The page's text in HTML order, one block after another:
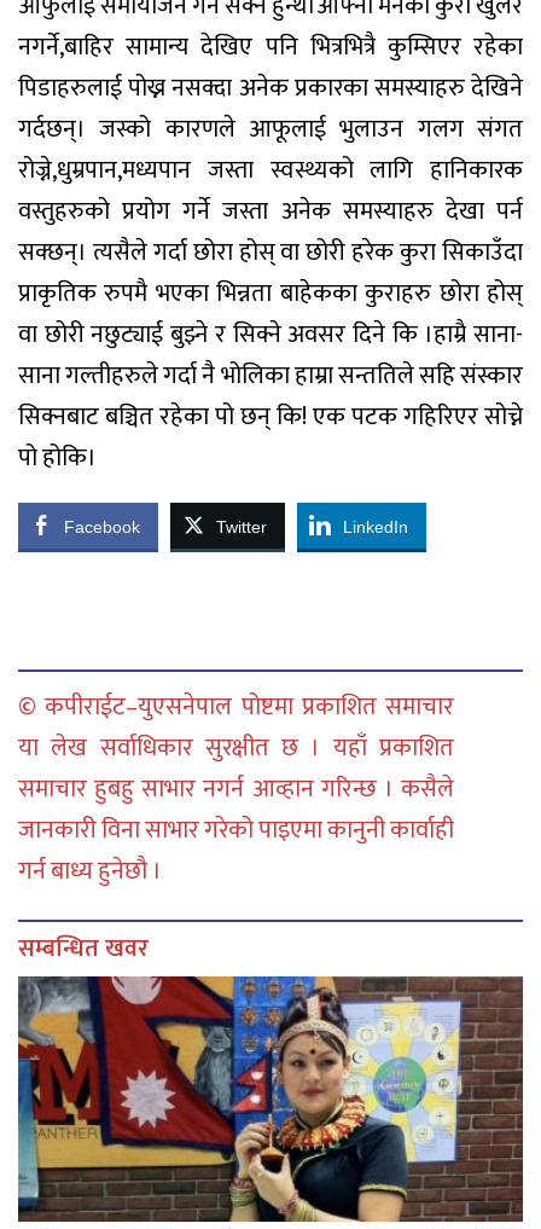
नगर्ने,बाहिर सामान्य देखिए पनि भित्रभित्रै कुम्सिएर रहेका
पिडाहरुलाई पोख्न नसक्दा अनेक प्रकारका समस्याहरु देखिने
गर्दछन्। जस्को कारणले आफूलाई भुलाउन गलग संगत
रोज्ने,धुम्रपान,मध्यपान जस्ता स्वस्थ्यको लागि हानिकारक
वस्तुहरुको प्रयोग गर्ने जस्ता अनेक समस्याहरु देखा पर्न
सक्छन्। त्यसैले गर्दा छोरा होस् वा छोरी हरेक कुरा सिकाउँदा
प्राकृतिक रुपमै भएका भिन्नता बाहेकका कुराहरु छोरा होस्
वा छोरी नछुट्याई बुझ्ने र सिक्ने अवसर दिने कि ।हाम्रै साना-
साना गल्तीहरुले गर्दा नै भोलिका हाम्रा सन्ततिले सहि संस्कार
सिक्नबाट बञ्चित रहेका पो छन् कि! एक पटक गहिरिएर सोच्ने
पो होकि।
Facebook Twitter LinkedIn
© कपीराईट–युएसनेपाल पोष्टमा प्रकाशित समाचार
या लेख सर्वाधिकार सुरक्षीत छ । यहाँ प्रकाशित
समाचार हुबहु साभार नगर्न आव्हान गरिन्छ । कसैले
जानकारी विना साभार गरेको पाइएमा कानुनी कार्वाही
गर्न बाध्य हुनेछौ ।
सम्बन्धित खवर